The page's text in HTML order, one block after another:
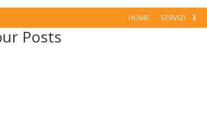
HOME SERVIZI
Posts